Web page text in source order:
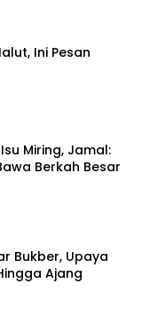
Ini Pesan
Isu Miring, Jamal:
Berkah Besar
Bukber, Upaya
Ajang